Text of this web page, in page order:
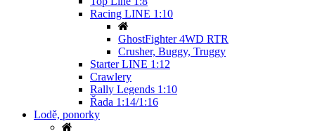
Racing LINE 1:10
GhostFighter 4WD RTR
Crusher, Buggy, Truggy
Starter LINE 1:12
Crawlery
Rally Legends 1:10
Řada 1:14/1:16
Lodě, ponorky